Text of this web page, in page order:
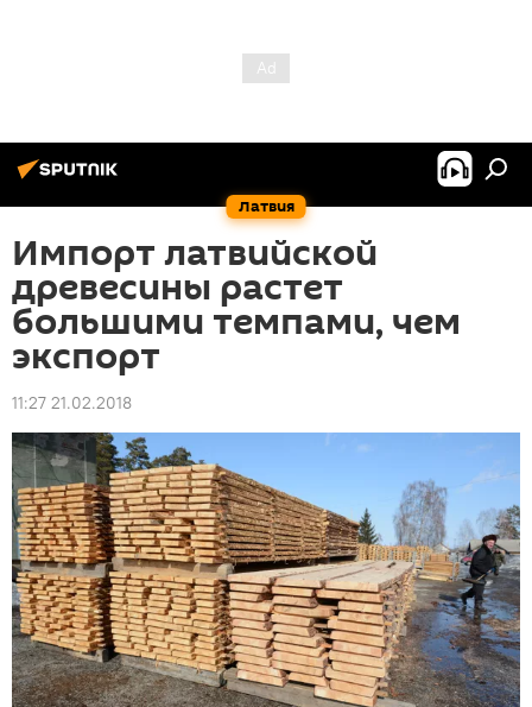
Латвия
Импорт латвийской
древесины растет
большими темпами, чем
экспорт
11:27 21.02.2018